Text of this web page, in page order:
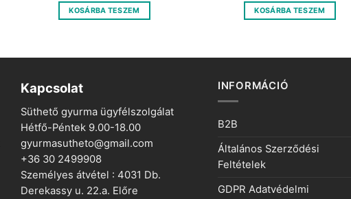
was:
1
is:
975 Ft.
KOSÁRBA TESZEM
was:
850 Ft.
is:
425
KOSÁRBA TESZEM
Kapcsolat
Süthető gyurma ügyfélszolgálat
Hétfő-Péntek 9.00-18.00
gyurmasutheto@gmail.com
+36 30 2499908
Személyes átvétel : 4031 Db.
Derekassy u. 22.a. Előre
INFORMÁCIÓ
B2B
Általános Szerződési
Feltételek
GDPR Adatvédelmi